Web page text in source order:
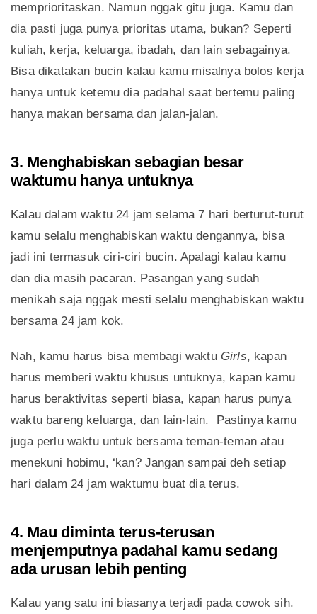
memprioritaskan. Namun nggak gitu juga. Kamu dan
dia pasti juga punya prioritas utama, bukan? Seperti
kuliah, kerja, keluarga, ibadah, dan lain sebagainya.
Bisa dikatakan bucin kalau kamu misalnya bolos kerja
hanya untuk ketemu dia padahal saat bertemu paling
hanya makan bersama dan jalan-jalan.
3. Menghabiskan sebagian besar
waktumu hanya untuknya
Kalau dalam waktu 24 jam selama 7 hari berturut-turut
kamu selalu menghabiskan waktu dengannya, bisa
jadi ini termasuk ciri-ciri bucin. Apalagi kalau kamu
dan dia masih pacaran. Pasangan yang sudah
menikah saja nggak mesti selalu menghabiskan waktu
bersama 24 jam kok.
Nah, kamu harus bisa membagi waktu Girls, kapan
harus memberi waktu khusus untuknya, kapan kamu
harus beraktivitas seperti biasa, kapan harus punya
waktu bareng keluarga, dan lain-lain. Pastinya kamu
juga perlu waktu untuk bersama teman-teman atau
menekuni hobimu, ‘kan? Jangan sampai deh setiap
hari dalam 24 jam waktumu buat dia terus.
4. Mau diminta terus-terusan
menjemputnya padahal kamu sedang
ada urusan lebih penting
Kalau yang satu ini biasanya terjadi pada cowok sih.